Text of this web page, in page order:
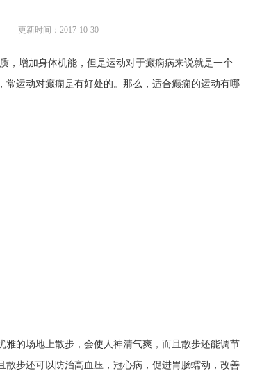
更新时间：2017-10-30
，增加身体机能，但是运动对于癫痫病来说就是一个
运动对癫痫是有好处的。那么，适合癫痫的运动有哪
的场地上散步，会使人神清气爽，而且散步还能调节
步还可以防治高血压，冠心病，促进胃肠蠕动，改善